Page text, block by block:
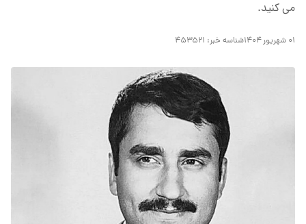
می کنید.
۰۱ شهریور ۱۴۰۴ شناسه خبر: ۴۵۳۵۲۱